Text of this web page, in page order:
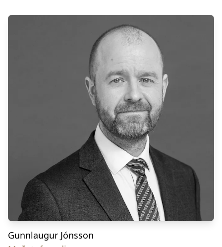
Gunnlaugur Jónsson